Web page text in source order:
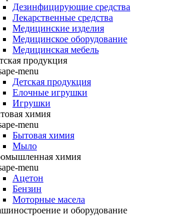
Дезинфицирующие средства
Лекарственные средства
Медицинские изделия
Медицинское оборудование
Медицинская мебель
продукция
Детская продукция
Елочные игрушки
Игрушки
химия
Бытовая химия
Мыло
химия
Ацетон
Бензин
Моторные масела
и оборудование